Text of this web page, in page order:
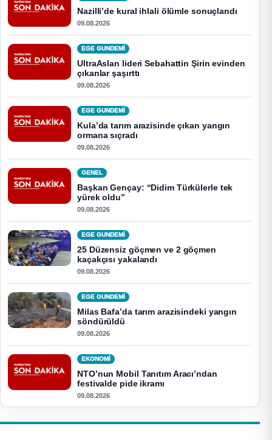
Nazilli’de kural ihlali ölümle sonuçlandı
09.08.2026
EGE GUNDEMİ
UltraAslan lideri Sebahattin Şirin evinden
çıkanlar şaşırttı
09.08.2026
EGE GUNDEMİ
Kula’da tarım arazisinde çıkan yangın
ormana sıçradı
09.08.2026
GENEL
Başkan Gençay: “Didim Türkülerle tek
yürek oldu”
09.08.2026
EGE GUNDEMİ
25 Düzensiz göçmen ve 2 göçmen
kaçakçısı yakalandı
09.08.2026
EGE GUNDEMİ
Milas Bafa’da tarım arazisindeki yangın
söndürüldü
09.08.2026
EKONOMI
NTO’nun Mobil Tanıtım Aracı’ndan
festivalde pide ikramı
09.08.2026